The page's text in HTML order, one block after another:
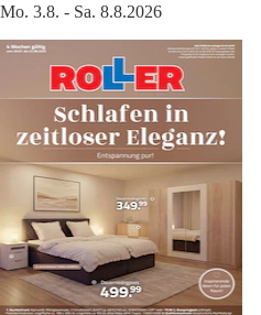
Mo. 3.8. - Sa. 8.8.2026